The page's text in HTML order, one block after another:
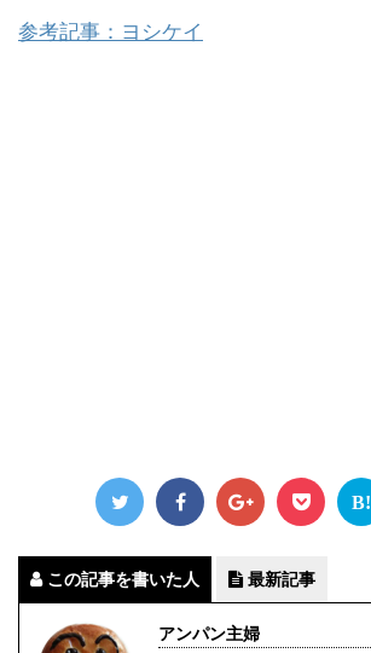
参考記事：ヨシケイ
B!
この記事を書いた人 最新記事
アンパン主婦